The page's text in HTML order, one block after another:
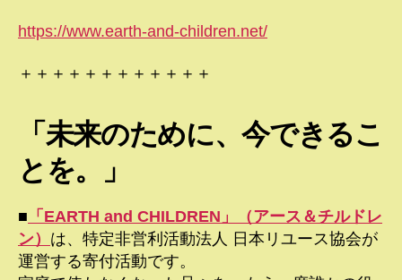
https://www.earth-and-children.net/
＋＋＋＋＋＋＋＋＋＋＋＋
「未来のために、今できるこ
とを。」
■ 「EARTH and CHILDREN」（アース＆チルドレ
ン） は、特定非営利活動法人 日本リユース協会が
運営する寄付活動です。